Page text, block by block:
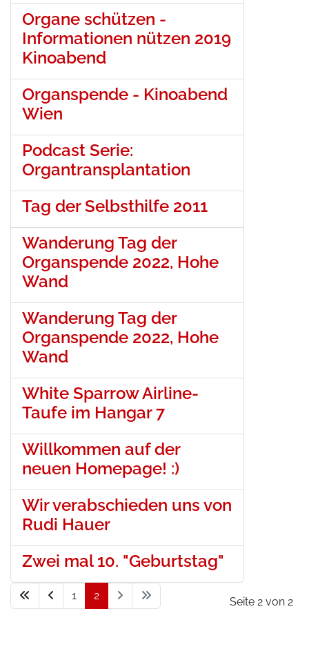
Organe schützen -
Informationen nützen 2019
Kinoabend
Organspende - Kinoabend
Wien
Podcast Serie:
Organtransplantation
Tag der Selbsthilfe 2011
Wanderung Tag der
Organspende 2022, Hohe
Wand
Wanderung Tag der
Organspende 2022, Hohe
Wand
White Sparrow Airline-
Taufe im Hangar 7
Willkommen auf der
neuen Homepage! :)
Wir verabschieden uns von
Rudi Hauer
Zwei mal 10. "Geburtstag"
Seite 2 von 2
1 2